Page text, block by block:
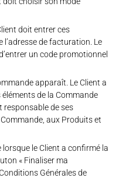
doit entrer ces
de facturation. Le
un code promotionnel
apparaît. Le Client a
de la Commande
responsable de ses
aux Produits et
le Client a confirmé la
« Finaliser ma
Générales de